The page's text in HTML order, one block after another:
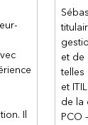
Il
et de
telles
et
de la
PCO